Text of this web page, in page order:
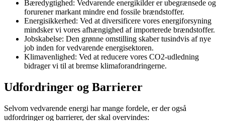
Bæredygtighed: Vedvarende energikilder er ubegrænsede og
forurener markant mindre end fossile brændstoffer.
Energisikkerhed: Ved at diversificere vores energiforsyning
mindsker vi vores afhængighed af importerede brændstoffer.
Jobskabelse: Den grønne omstilling skaber tusindvis af nye
job inden for vedvarende energisektoren.
Klimavenlighed: Ved at reducere vores CO2-udledning
bidrager vi til at bremse klimaforandringerne.
Udfordringer og Barrierer
Selvom vedvarende energi har mange fordele, er der også
udfordringer og barrierer, der skal overvindes: